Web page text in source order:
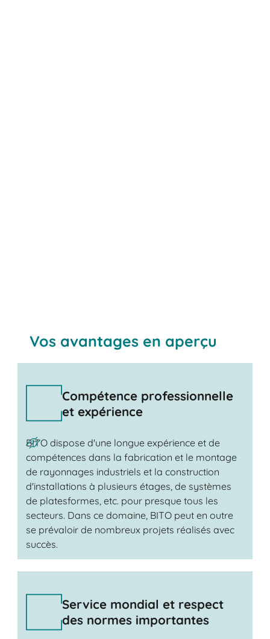
Vos avantages en aperçu
Compétence professionnelle
et expérience
BITO dispose d'une longue expérience et de
compétences dans la fabrication et le montage
de rayonnages industriels et la construction
d'installations à plusieurs étages, de systèmes
de platesformes, etc. pour presque tous les
secteurs. Dans ce domaine, BITO peut en outre
se prévaloir de nombreux projets réalisés avec
succès.
Service mondial et respect
des normes importantes